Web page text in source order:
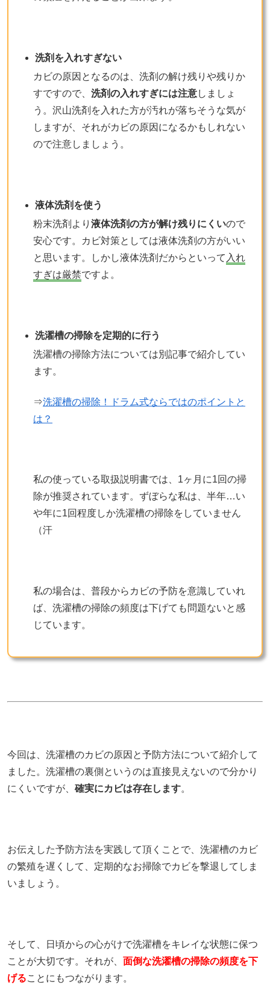
洗剤を入れすぎない
カビの原因となるのは、洗剤の解け残りや残りか
すですので、 洗剤の入れすぎには注意しましょ
う。沢山洗剤を入れた方が汚れが落ちそうな気が
しますが、それがカビの原因になるかもしれない
ので注意しましょう。
液体洗剤を使う
粉末洗剤より 液体洗剤の方が解け残りにくいので
安心です。カビ対策としては液体洗剤の方がいい
と思います。しかし液体洗剤だからといって 入れ
すぎは厳禁ですよ。
洗濯槽の掃除を定期的に行う
洗濯槽の掃除方法については別記事で紹介してい
ます。
⇒洗濯槽の掃除！ドラム式ならではのポイントと
は？
私の使っている取扱説明書では、1ヶ月に1回の掃
除が推奨されています。ずぼらな私は、半年…い
や年に1回程度しか洗濯槽の掃除をしていません
（汗
私の場合は、普段からカビの予防を意識していれ
ば、洗濯槽の掃除の頻度は下げても問題ないと感
じています。
今回は、洗濯槽のカビの原因と予防方法について紹介して
ました。洗濯槽の裏側というのは直接見えないので分かり
にくいですが、 確実にカビは存在します。
お伝えした予防方法を実践して頂くことで、洗濯槽のカビ
の繁殖を遅くして、定期的なお掃除でカビを撃退してしま
いましょう。
そして、日頃からの心がけで洗濯槽をキレイな状態に保つ
ことが大切です。それが、 面倒な洗濯槽の掃除の頻度を下
げることにもつながります。